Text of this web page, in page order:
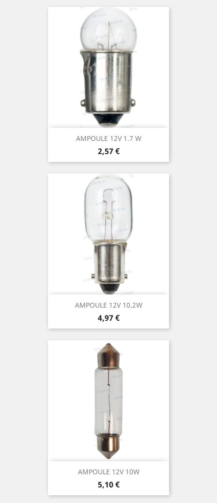
AMPOULE 12V 1.7 W
Prix
2,57 €
AMPOULE 12V 10.2W
Prix
4,97 €
AMPOULE 12V 10W
Prix
5,10 €